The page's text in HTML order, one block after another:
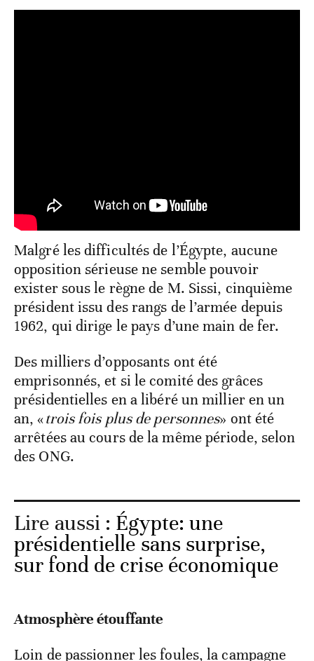
Malgré les difficultés de l’Égypte, aucune
opposition sérieuse ne semble pouvoir
exister sous le règne de M. Sissi, cinquième
président issu des rangs de l’armée depuis
1962, qui dirige le pays d’une main de fer.
Des milliers d’opposants ont été
emprisonnés, et si le comité des grâces
présidentielles en a libéré un millier en un
an, «trois fois plus de personnes» ont été
arrêtées au cours de la même période, selon
des ONG.
Lire aussi : Égypte: une
présidentielle sans surprise,
sur fond de crise économique
Atmosphère étouffante
Loin de passionner les foules, la campagne